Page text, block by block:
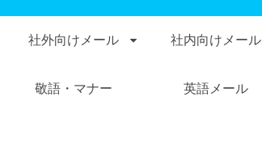
社外向けメール 社内向けメール
敬語・マナー 英語メール